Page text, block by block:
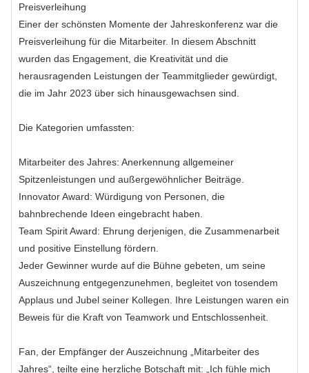
Preisverleihung
Einer der schönsten Momente der Jahreskonferenz war die
Preisverleihung für die Mitarbeiter. In diesem Abschnitt
wurden das Engagement, die Kreativität und die
herausragenden Leistungen der Teammitglieder gewürdigt,
die im Jahr 2023 über sich hinausgewachsen sind.
Die Kategorien umfassten:
Mitarbeiter des Jahres: Anerkennung allgemeiner
Spitzenleistungen und außergewöhnlicher Beiträge.
Innovator Award: Würdigung von Personen, die
bahnbrechende Ideen eingebracht haben.
Team Spirit Award: Ehrung derjenigen, die Zusammenarbeit
und positive Einstellung fördern.
Jeder Gewinner wurde auf die Bühne gebeten, um seine
Auszeichnung entgegenzunehmen, begleitet von tosendem
Applaus und Jubel seiner Kollegen. Ihre Leistungen waren ein
Beweis für die Kraft von Teamwork und Entschlossenheit.
Fan, der Empfänger der Auszeichnung „Mitarbeiter des
Jahres“, teilte eine herzliche Botschaft mit: „Ich fühle mich